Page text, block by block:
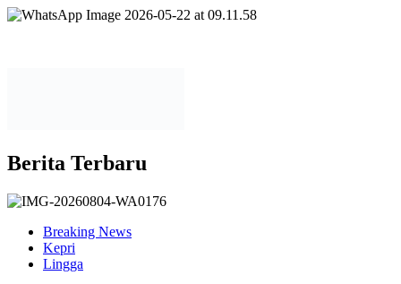
Berita Terbaru
Breaking News
Kepri
Lingga